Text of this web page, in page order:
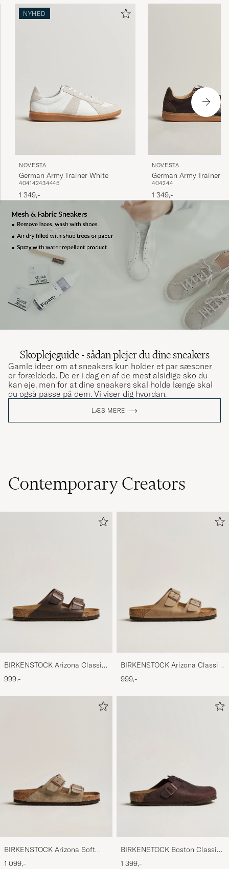
NYHED
NOVESTA
German Army Trainer White
404142434445
1 349,-
NOVESTA
German Army Trainer
404244
1 349,-
Skoplejeguide - sådan plejer du dine sneakers
Gamle ideer om at sneakers kun holder et par sæsoner
er forældede. De er i dag en af de mest alsidige sko du
kan eje, men for at dine sneakers skal holde længe skal
du også passe på dem. Vi viser dig hvordan.
LÆS MERE
Contemporary Creators
BIRKENSTOCK Arizona Classic
Footbed Habana Oiled Leather
999,-
BIRKENSTOCK Arizona Classic
Footbed Tabacco Oiled Leather
999,-
BIRKENSTOCK Arizona Soft
Footbed Taupe Suede
1 099,-
BIRKENSTOCK Boston Classic
Footbed Habana Oiled Leather
1 399,-